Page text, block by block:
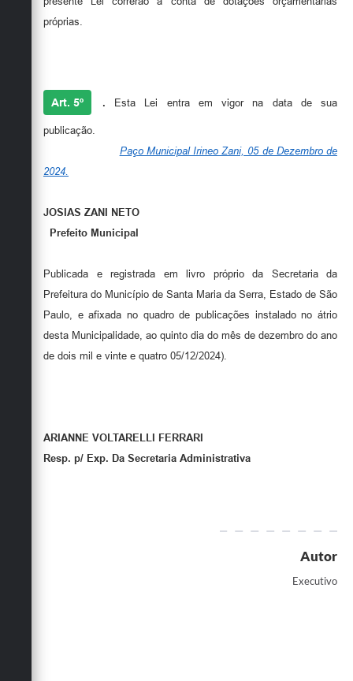
próprias.
Art. 5º . Esta Lei entra em vigor na data de sua
publicação.
Paço Municipal Irineo Zani, 05 de Dezembro de
2024.
JOSIAS ZANI NETO
Prefeito Municipal
Publicada e registrada em livro próprio da Secretaria da
Prefeitura do Município de Santa Maria da Serra, Estado de São
Paulo, e afixada no quadro de publicações instalado no átrio
desta Municipalidade, ao quinto dia do mês de dezembro do ano
de dois mil e vinte e quatro 05/12/2024).
ARIANNE VOLTARELLI FERRARI
Resp. p/ Exp. Da Secretaria Administrativa
Autor
Executivo